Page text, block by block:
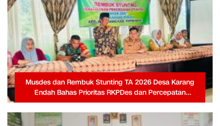
Musdes dan Rembuk Stunting TA 2026 Desa Karang
Endah Bahas Prioritas RKPDes dan Percepatan
Penanganan Stunting